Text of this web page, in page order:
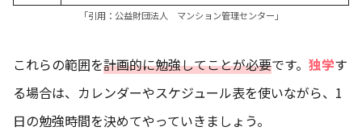
「引用： 公益財団法人 マンション管理センター 」
これらの範囲を計画的に勉強してことが必要です。 独学す
る場合は、カレンダーやスケジュール表を使いながら、1
日の勉強時間を決めてやっていきましょう。